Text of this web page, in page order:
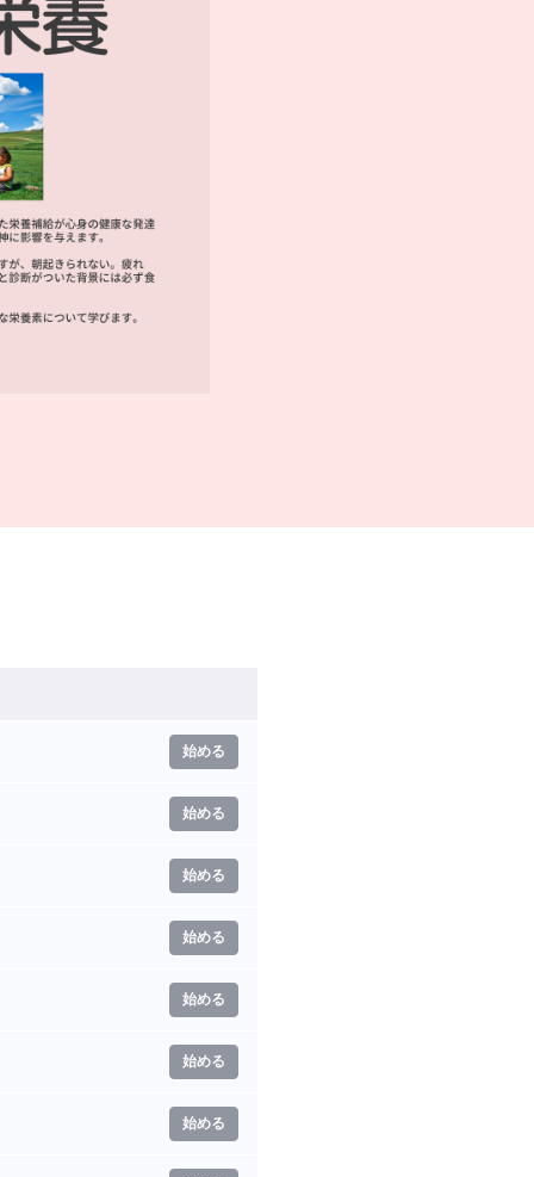
始める
始める
始める
始める
始める
始める
始める